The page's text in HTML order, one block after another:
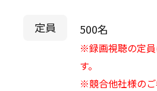
定員 500名
※録画視聴の定
す。
※競合他社様の